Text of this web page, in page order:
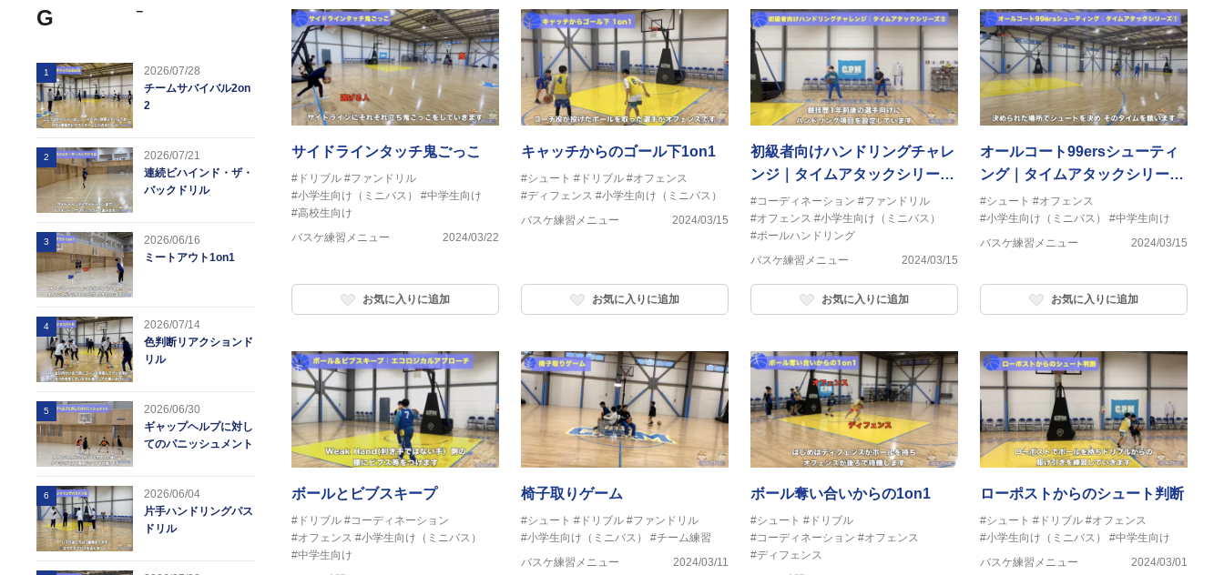
G
－
1
2026/07/28
チームサバイバル2on
2
2
2026/07/21
連続ビハインド・ザ・
バックドリル
3
2026/06/16
ミートアウト1on1
4
2026/07/14
色判断リアクションド
リル
5
2026/06/30
ギャップヘルプに対し
てのパニッシュメント
6
2026/06/04
片手ハンドリングパス
ドリル
サイドラインタッチ鬼ごっこ
#ドリブル #ファンドリル
#小学生向け（ミニバス）
#中学生向け
#高校生向け
バスケ練習メニュー
2024/03/22
お気に入りに追加
キャッチからのゴール下1on1
#シュート #ドリブル #オフェンス
#ディフェンス #小学生向け（ミニバス）
バスケ練習メニュー
2024/03/15
お気に入りに追加
初級者向けハンドリングチャレ
ンジ｜タイムアタックシリーズ
②
#コーディネーション #ファンドリル
#オフェンス #小学生向け（ミニバス）
#ボールハンドリング
バスケ練習メニュー
2024/03/15
お気に入りに追加
オールコート99ersシューティ
ング｜タイムアタックシリーズ
①
#シュート #オフェンス
#小学生向け（ミニバス）
#中学生向け
バスケ練習メニュー
2024/03/15
お気に入りに追加
ボールとビブスキープ
#ドリブル #コーディネーション
#オフェンス #小学生向け（ミニバス）
#中学生向け
椅子取りゲーム
#シュート #ドリブル #ファンドリル
#小学生向け（ミニバス）
#チーム練習
バスケ練習メニュー
2024/03/11
ボール奪い合いからの1on1
#シュート #ドリブル
#コーディネーション #オフェンス
#ディフェンス
ローポストからのシュート判断
#シュート #ドリブル #オフェンス
#小学生向け（ミニバス）
#中学生向け
バスケ練習メニュー
2024/03/01